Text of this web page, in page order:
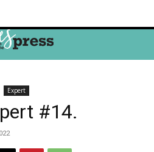
Expert
#14.